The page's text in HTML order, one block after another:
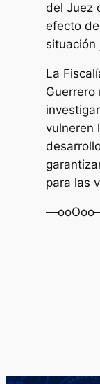
del Juez
efecto
situación
La
Guerrero
vulneren
para las